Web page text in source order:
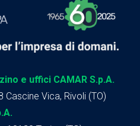
e uffici CAMAR S.p.A.
Vica, Rivoli (TO)